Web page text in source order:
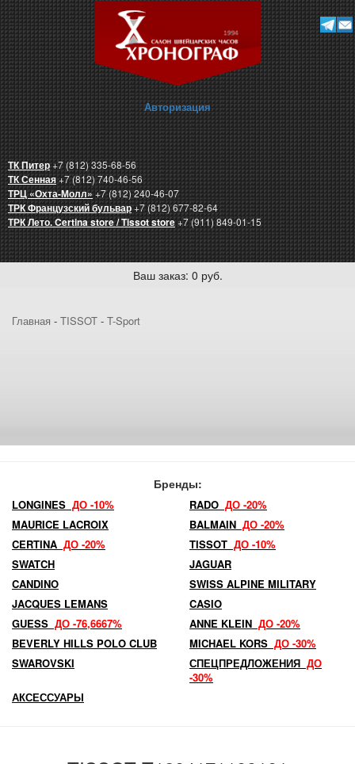
Авторизация
ТК Питер+7 (812) 335-68-56
ТК Сенная+7 (812) 740-46-56
ТРЦ «Охта-Молл»+7 (812) 240-46-07
ТРК Французский бульвар+7 (812) 677-82-64
ТРК Лето. Certina store / Tissot store+7 (911) 849-01-15
Ваш заказ: 0 руб.
Главная - TISSOT - T-Sport
Бренды:
LONGINES ДО -10% RADO ДО -20%
MAURICE LACROIX
BALMAIN ДО -20%
CERTINA ДО -20% TISSOT ДО -10%
SWATCH
JAGUAR
CANDINO
SWISS ALPINE MILITARY
JACQUES LEMANS
CASIO
GUESS ДО -76,6667% ANNE KLEIN ДО -20%
BEVERLY HILLS POLO CLUB
MICHAEL KORS ДО -30%
SWAROVSKI
СПЕЦПРЕДЛОЖЕНИЯ ДО
-30%
АКСЕССУАРЫ